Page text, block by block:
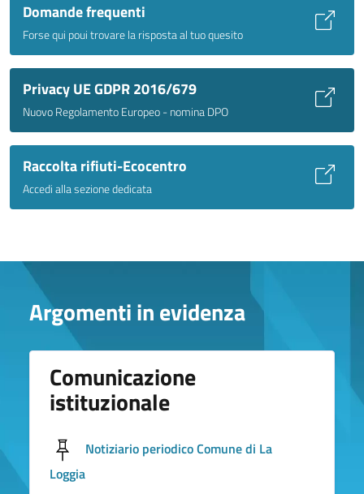
Domande frequenti
Forse qui poui trovare la risposta al tuo quesito
Privacy UE GDPR 2016/679
Nuovo Regolamento Europeo - nomina DPO
Raccolta rifiuti-Ecocentro
Accedi alla sezione dedicata
Argomenti in evidenza
Comunicazione
istituzionale
Notiziario periodico Comune di La
Loggia